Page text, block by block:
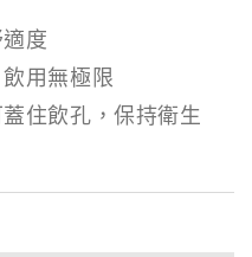
度
用無極限
住飲孔，保持衛生